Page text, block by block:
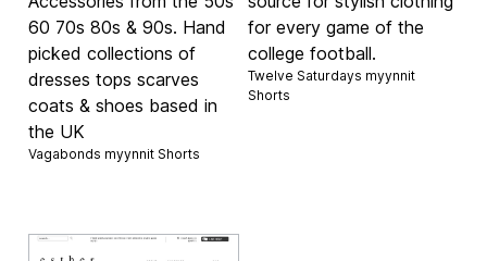
60 70s 80s & 90s. Hand
picked collections of
dresses tops scarves
coats & shoes based in
the UK
Vagabonds myynnit Shorts
for every game of the
college football.
Twelve Saturdays myynnit
Shorts